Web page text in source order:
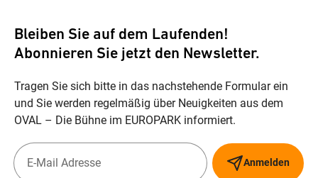
Bleiben Sie auf dem Laufenden!
Abonnieren Sie jetzt den Newsletter.
Tragen Sie sich bitte in das nachstehende Formular ein
und Sie werden regelmäßig über Neuigkeiten aus dem
OVAL – Die Bühne im EUROPARK informiert.
Anmelden